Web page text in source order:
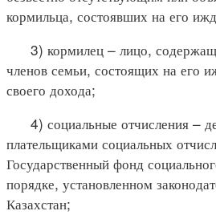
кормильца, состоявших на его
3) кормилец – лицо,
членов семьи, состоящих на его
своего дохода;
4) социальные отчисления –
плательщиками социальных
Государственный фонд
порядке, установленном
Казахстан;